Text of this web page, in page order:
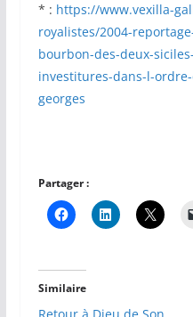
* : https://www.vexilla-
royalistes/2004-
bourbon-des-deux-
investitures-dans-l-
georges
Partager :
Similaire